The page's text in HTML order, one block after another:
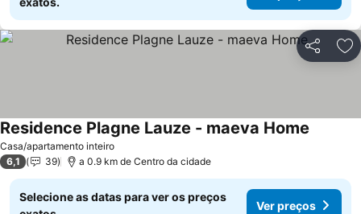
Partilhar
Casa/apartamento inteiro
Residence Plagne Lauze - maeva Home
6,1 39 a 0.9 km de Centro da cidade
Selecione as datas para ver os preços
Ver preços